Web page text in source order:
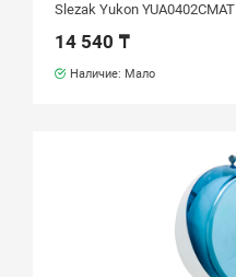
Slezak Yukon YUA0402CMAT
14 540 ₸
Наличие: Мало